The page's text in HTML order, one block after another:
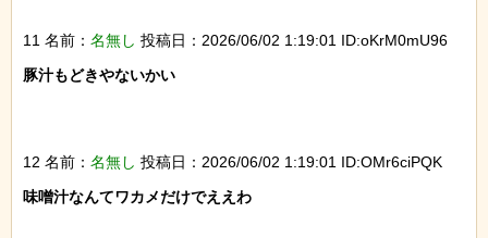
11 名前： 名無し 投稿日：2026/06/02 1:19:01 ID:oKrM0mU96
豚汁もどきやないかい
12 名前： 名無し 投稿日：2026/06/02 1:19:01 ID:OMr6ciPQK
味噌汁なんてワカメだけでええわ